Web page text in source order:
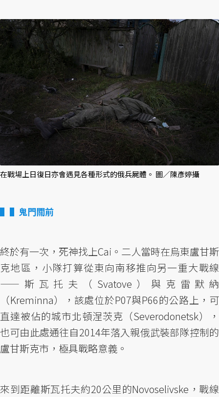
在戰場上日復日亦會遇見各種形式的俄兵屍體。 圖／陳彥婷攝
▌鬼門關前
終於有一次，死神找上Cai。二人當時在烏東盧甘斯
克地區，小隊打算從東向南移推向另一重大戰線
——斯瓦托夫（Svatove）與克雷默納
（Kreminna），該處位於P07與P66的公路上，可
直達被佔的城市北頓涅茨克（Severodonetsk），
也可由此處通往自2014年落入親俄武裝部隊控制的
盧甘斯克市，極具戰略意義。
來到距離斯瓦托夫約20公里的Novoselivske，戰線